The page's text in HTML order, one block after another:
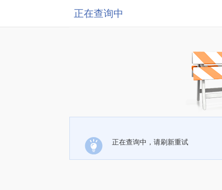
正在查询中
正在查询中，请刷新重试